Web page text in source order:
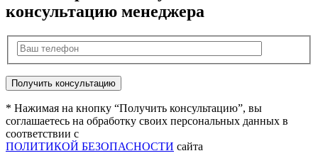
консультацию менеджера
* Нажимая на кнопку “Получить консультацию”, вы
соглашаетесь на обработку своих персональных данных в
соответствии с
ПОЛИТИКОЙ БЕЗОПАСНОСТИ сайта